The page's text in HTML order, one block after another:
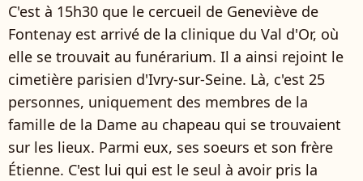
C'est à 15h30 que le cercueil de Geneviève de
Fontenay est arrivé de la clinique du Val d'Or, où
elle se trouvait au funérarium. Il a ainsi rejoint le
cimetière parisien d'Ivry-sur-Seine. Là, c'est 25
personnes, uniquement des membres de la
famille de la Dame au chapeau qui se trouvaient
sur les lieux. Parmi eux, ses soeurs et son frère
Étienne. C'est lui qui est le seul à avoir pris la